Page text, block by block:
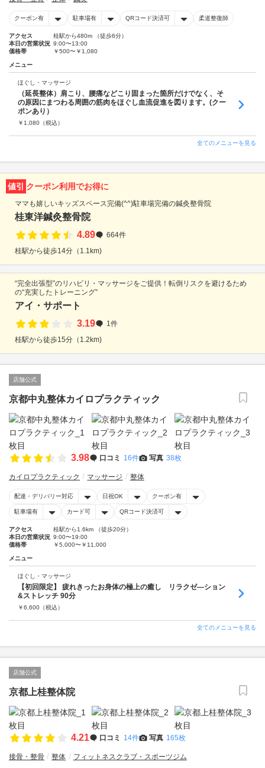
クーポン有 駐車場有 QRコード決済可 柔道整復師
アクセス
桂駅から480m （徒歩6分）
本日の営業状況 9:00〜13:00
価格帯
￥500〜￥1,080
メニュー
ほぐし・マッサージ
（延長整体）肩こり、腰痛などこり固まった箇所だけでなく、そ
の原因にまつわる周囲の筋肉をほぐし血流促進を図ります。(クー
ポンあり）
￥ 1,080 （税込）
全てのメニューを見る
値引 クーポン利用でお得に
ママも嬉しいキッズスペース完備(^^)駐車場完備の鍼灸整骨院
桂東洋鍼灸整骨院
4.89
664件
桂駅から徒歩14分（1.1km)
“完全出張型”のリハビリ・マッサージをご提供！転倒リスクを避けるため
の“充実したトレーニング”
アイ・サポート
3.19
1件
桂駅から徒歩15分（1.2km)
店舗公式
京都中丸整体カイロプラクティック
3.98 口コミ 16件 写真 38枚
カイロプラクティック マッサージ 整体
配達・デリバリー対応 日祝OK クーポン有
駐車場有 カード可 QRコード決済可
アクセス
桂駅から1.6km （徒歩20分）
本日の営業状況 9:00〜19:00
価格帯
￥5,000〜￥11,000
メニュー
ほぐし・マッサージ
【初回限定】 疲れきったお身体の極上の癒し リラクゼ—ション
&ストレッチ 90分
￥6,600 （税込）
全てのメニューを見る
店舗公式
京都上桂整体院
4.21 口コミ 14件 写真 165枚
接骨・整骨 整体 フィットネスクラブ・スポーツジム